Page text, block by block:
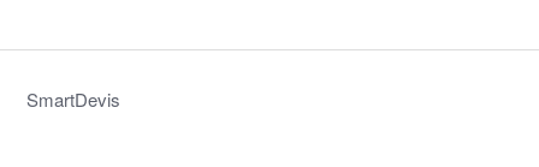
SmartDevis